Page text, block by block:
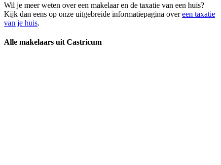
Wil je meer weten over een makelaar en de taxatie van een huis?
Kijk dan eens op onze uitgebreide informatiepagina overeen taxatie
van je huis.
Alle makelaars uit Castricum